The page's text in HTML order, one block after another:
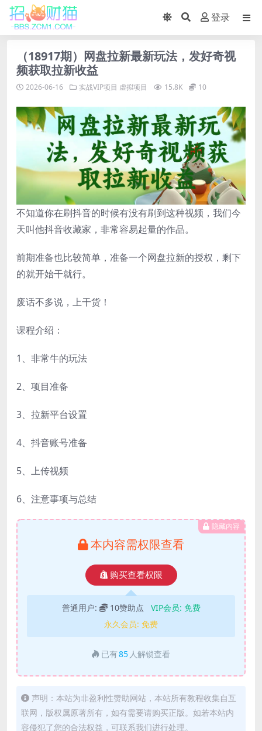
登录
（18917期）网盘拉新最新玩法，发好奇视
频获取拉新收益
2026-06-16 实战VIP项目 虚拟项目 15.8K 10
不知道你在刷抖音的时候有没有刷到这种视频，我们今
天叫他抖音收藏家，非常容易起量的作品。
前期准备也比较简单，准备一个网盘拉新的授权，剩下
的就开始干就行。
废话不多说，上干货！
课程介绍：
1、非常牛的玩法
2、项目准备
3、拉新平台设置
4、抖音账号准备
5、上传视频
6、注意事项与总结
隐藏内容
本内容需权限查看
购买查看权限
普通用户: 10赞助点 VIP会员: 免费
永久会员: 免费
已有85 人解锁查看
声明：本站为非盈利性赞助网站，本站所有教程收集自互
联网，版权属原著所有，如有需要请购买正版。如若本站内
容侵犯了您的合法权益，可联系我们进行处理。